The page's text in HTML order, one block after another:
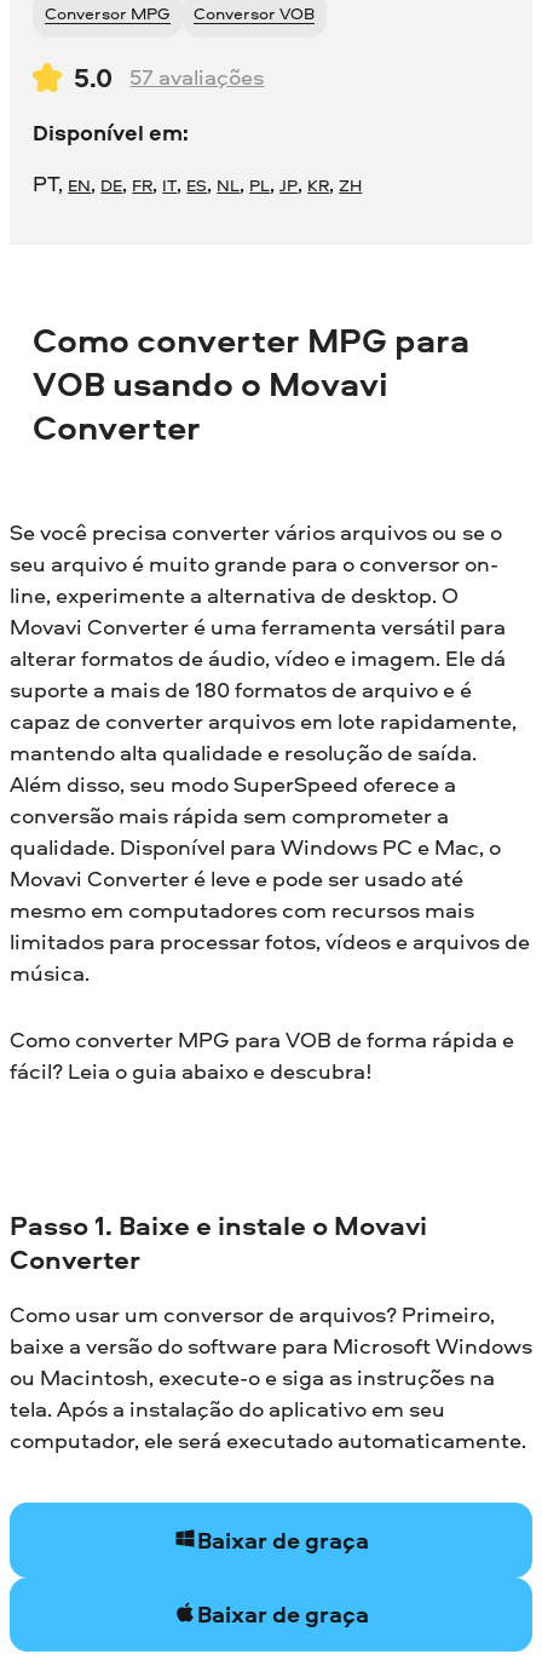
Conversor MPG Conversor VOB
5.0 57 avaliações
Disponível em:
PT, EN, DE, FR, IT, ES, NL, PL,JP, KR,ZH
Como converter MPG para
VOB usando o Movavi
Converter
Se você precisa converter vários arquivos ou se o
seu arquivo é muito grande para o conversor on-
line, experimente a alternativa de desktop. O
Movavi Converter é uma ferramenta versátil para
alterar formatos de áudio, vídeo e imagem. Ele dá
suporte a mais de 180 formatos de arquivo e é
capaz de converter arquivos em lote rapidamente,
mantendo alta qualidade e resolução de saída.
Além disso, seu modo SuperSpeed oferece a
conversão mais rápida sem comprometer a
qualidade. Disponível para Windows PC e Mac, o
Movavi Converter é leve e pode ser usado até
mesmo em computadores com recursos mais
limitados para processar fotos, vídeos e arquivos de
música.
Como converter MPG para VOB de forma rápida e
fácil? Leia o guia abaixo e descubra!
Passo 1. Baixe e instale o Movavi
Converter
Como usar um conversor de arquivos? Primeiro,
baixe a versão do software para Microsoft Windows
ou Macintosh, execute-o e siga as instruções na
tela. Após a instalação do aplicativo em seu
computador, ele será executado automaticamente.
Baixar de graça
Baixar de graça